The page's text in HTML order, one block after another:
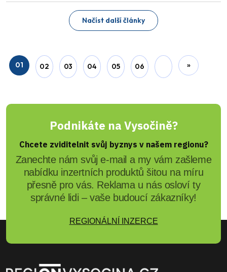
Načíst další články
01 02 03 04 05 06 »
Podnikáte na Vysočině?
Chcete zviditelnit svůj byznys v našem regionu?
Zanechte nám svůj e-mail a my vám zašleme
nabídku inzertních produktů šitou na míru
přesně pro vás. Reklama u nás osloví ty
správné lidi – vaše budoucí zákazníky!
REGIONÁLNÍ INZERCE